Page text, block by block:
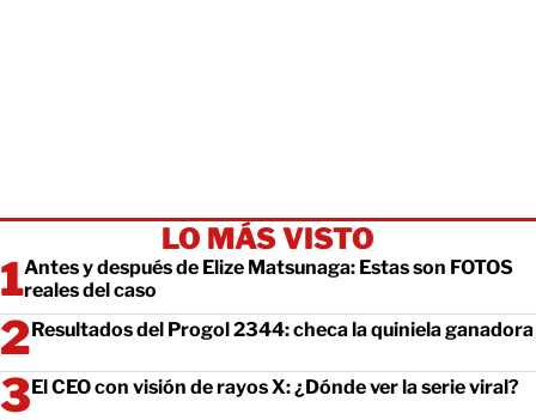
LO MÁS VISTO
Antes y después de Elize Matsunaga: Estas son FOTOS
reales del caso
Resultados del Progol 2344: checa la quiniela ganadora
El CEO con visión de rayos X: ¿Dónde ver la serie viral?